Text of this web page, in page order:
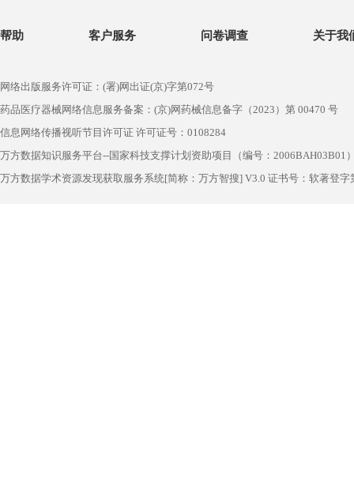
帮助 客户服务 问卷调查 关于我
网络出版服务许可证：(署)网出证(京)字第072号
药品医疗器械网络信息服务备案：(京)网药械信息备字（2023）第 00470 号
信息网络传播视听节目许可证 许可证号：0108284
万方数据知识服务平台--国家科技支撑计划资助项目（编号：2006BAH03B01
万方数据学术资源发现获取服务系统[简称：万方智搜] V3.0 证书号：软著登字